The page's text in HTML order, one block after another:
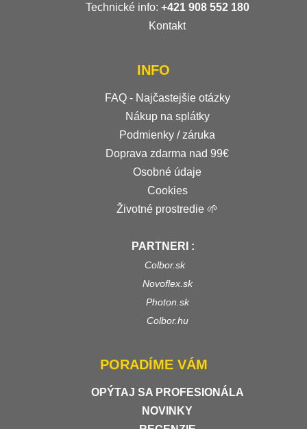
Technické info: +421 908 552 180
Kontakt
INFO
FAQ - Najčastejšie otázky
Nákup na splátky
Podmienky / záruka
Doprava zdarma nad 99€
Osobné údaje
Cookies
Životné prostredie 🌱
PARTNERI :
Colbor.sk
Novoflex.sk
Photon.sk
Colbor.hu
PORADÍME VÁM
OPÝTAJ SA PROFESIONÁLA
NOVINKY